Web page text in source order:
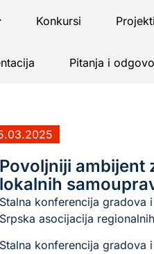
Konkursi Projekti
Pitanja i
ambijent
konferencija gradova
asocijacija
konferencija gradova